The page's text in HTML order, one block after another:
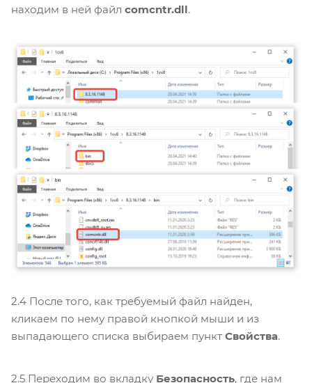
находим в ней файл comcntr.dll.
2.4 После того, как требуемый файл найден,
кликаем по нему правой кнопкой мыши и из
выпадающего списка выбираем пункт Свойства.
2.5 Переходим во вкладку Безопасность, где нам